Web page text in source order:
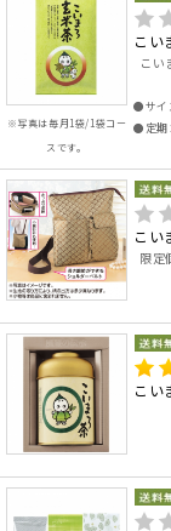
※写真は毎月1袋/1袋コー
スです。
こい
こい
●サイ
●定期
こい
限定
こい